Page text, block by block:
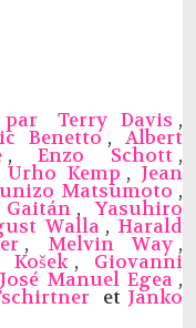
par Terry Davis ,
Benetto ,Albert
,Enzo Schott ,
Urho Kemp , Jean
Matsumoto ,
Gaitán ,Yasuhiro
Walla , Harald
, Melvin Way ,
Košek , Giovanni
José Manuel Egea ,
et Janko